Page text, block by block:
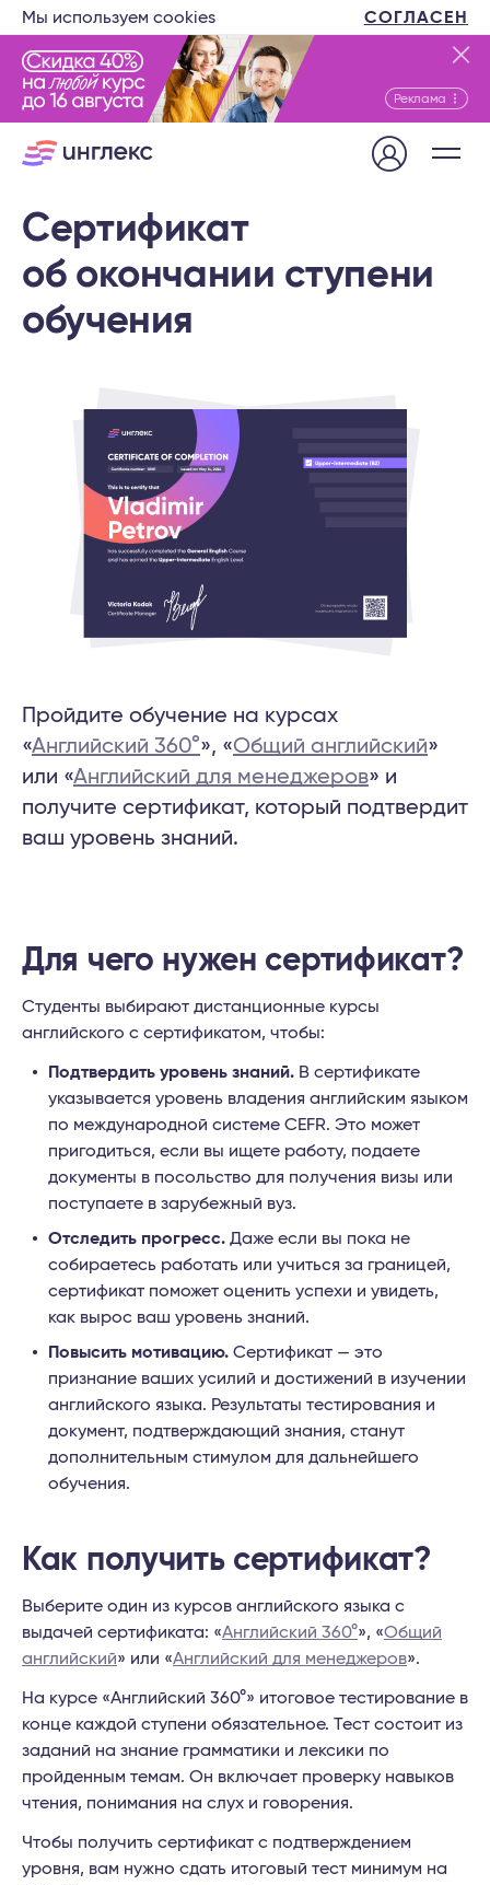
Мы используем cookies СОГЛАСЕН
Реклама
Сертификат
об окончании ступени
обучения
Пройдите обучение на курсах
«Английский 360°», «Общий английский»
или «Английский для менеджеров» и
получите сертификат, который подтвердит
ваш уровень знаний.
Для чего нужен сертификат?
Студенты выбирают дистанционные курсы
английского с сертификатом, чтобы:
Подтвердить уровень знаний. В сертификате
указывается уровень владения английским языком
по международной системе CEFR. Это может
пригодиться, если вы ищете работу, подаете
документы в посольство для получения визы или
поступаете в зарубежный вуз.
Отследить прогресс. Даже если вы пока не
собираетесь работать или учиться за границей,
сертификат поможет оценить успехи и увидеть,
как вырос ваш уровень знаний.
Повысить мотивацию. Сертификат — это
признание ваших усилий и достижений в изучении
английского языка. Результаты тестирования и
документ, подтверждающий знания, станут
дополнительным стимулом для дальнейшего
обучения.
Как получить сертификат?
Выберите один из курсов английского языка с
выдачей сертификата: «Английский 360°», «Общий
английский» или «Английский для менеджеров».
На курсе «Английский 360°» итоговое тестирование в
конце каждой ступени обязательное. Тест состоит из
заданий на знание грамматики и лексики по
пройденным темам. Он включает проверку навыков
чтения, понимания на слух и говорения.
Чтобы получить сертификат с подтверждением
уровня, вам нужно сдать итоговый тест минимум на